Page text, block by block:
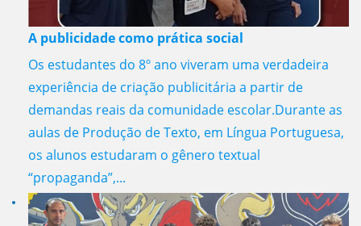
A publicidade como prática social
Os estudantes do 8º ano viveram uma verdadeira
experiência de criação publicitária a partir de
demandas reais da comunidade escolar.Durante as
aulas de Produção de Texto, em Língua Portuguesa,
os alunos estudaram o gênero textual
“propaganda”,...